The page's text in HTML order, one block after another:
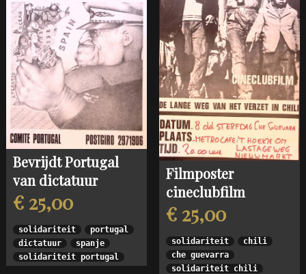
Bevrijdt Portugal
van dictatuur
€ 25,00
solidariteit
portugal
dictatuur
spanje
solidariteit portugal
Filmposter
cineclubfilm
€ 25,00
solidariteit
chili
che guevarra
solidariteit chili